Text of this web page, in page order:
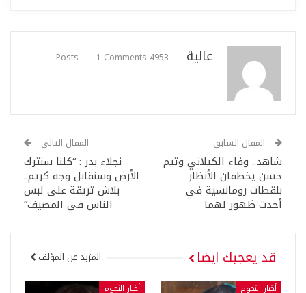
عالية 4953 Posts
1 Comments
المقال السابق
شاهد.. وفاء الكيلاني وتيم
حسن يخطفان الأنظار
بلقطات رومانسية في
أحدث ظهور لهما
المقال التالي
نجلاء بدر : “كلنا سنترك
الأرض وسنقابل وجه كريم..
بلاش تريقة على لبس
الناس في المصيف”
قد يعجبك ايضا المزيد عن المؤلف
أخبار النجوم أخبار النجوم